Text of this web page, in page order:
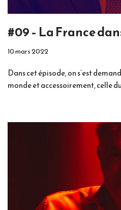
#09 – La France
10 mars 2022
Dans cet épisode, on s’est
monde et accessoirement, celle